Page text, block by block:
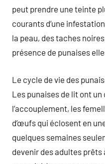
peut prendre une teinte
courants d’une
la peau, des taches
présence de punaises
Le cycle de vie des
Les punaises de lit ont
l’accouplement, les
d’œufs qui éclosent en
quelques semaines
devenir des adultes prêts